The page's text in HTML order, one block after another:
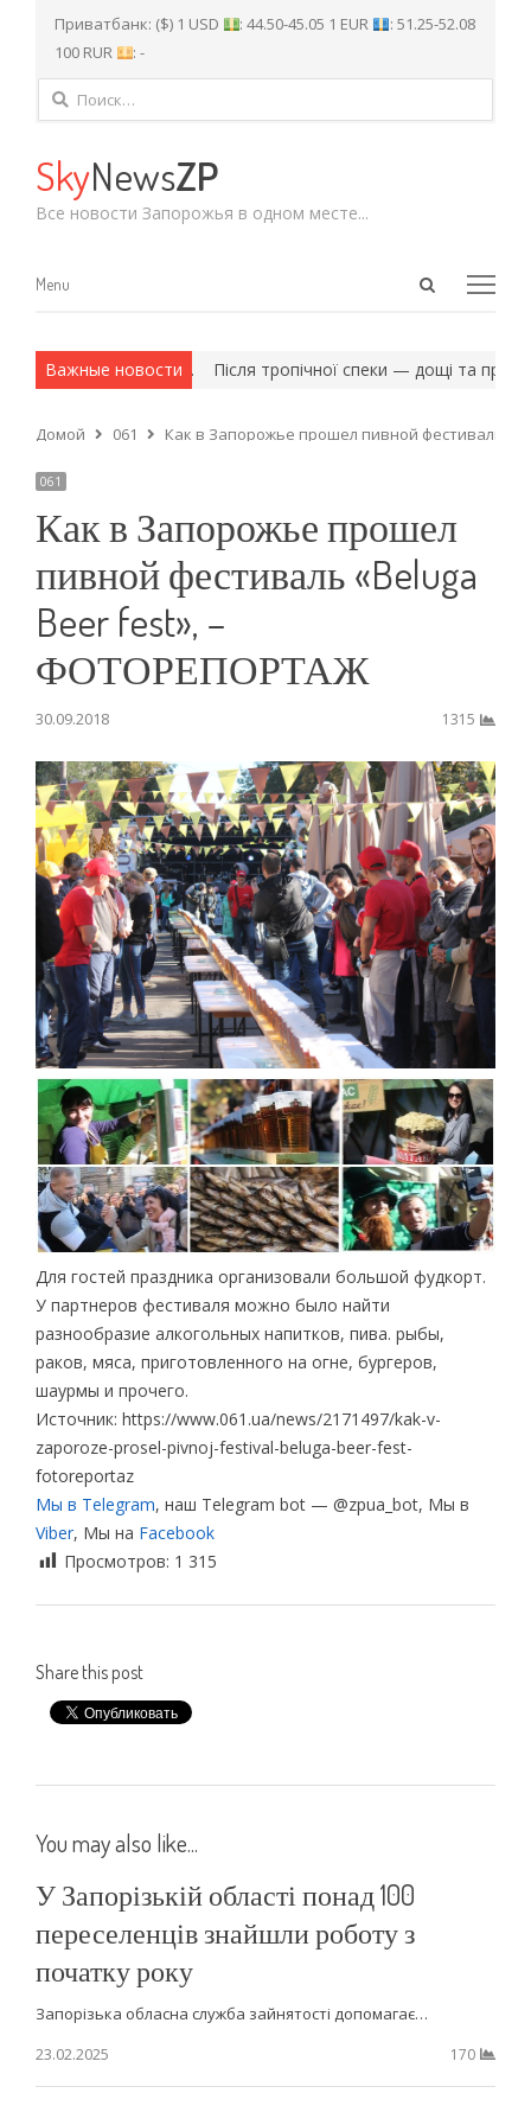
Приватбанк: ($) 1 USD : 44.50-45.05 1 EUR
: 51.25-52.08
100 RUR
: -
Найти:
SkyNewsZP
Все новости Запорожья в одном месте...
Open
Menu
Menu
Важные новости
армейские методы. Після тропічної спеки — дощі та
Домой 061 Как в Запорожье прошел пивной фестиваль
061
Как в Запорожье прошел
пивной фестиваль «Beluga
Beer fest», –
ФОТОРЕПОРТАЖ
30.09.2018 1315
Для гостей праздника организовали большой фудкорт.
У партнеров фестиваля можно было найти
разнообразие алкогольных напитков, пива. рыбы,
раков, мяса, приготовленного на огне, бургеров,
шаурмы и прочего.
Источник: https://www.061.ua/news/2171497/kak-v-
zaporoze-prosel-pivnoj-festival-beluga-beer-fest-
fotoreportaz
Мы в Telegram, наш Telegram bot — @zpua_bot, Мы в
Viber, Мы на Facebook
Просмотров: 1 315
Share this post
You may also like...
У Запорізькій області понад 100
переселенців знайшли роботу з
початку року
Запорізька обласна служба зайнятості допомагає…
23.02.2025
170